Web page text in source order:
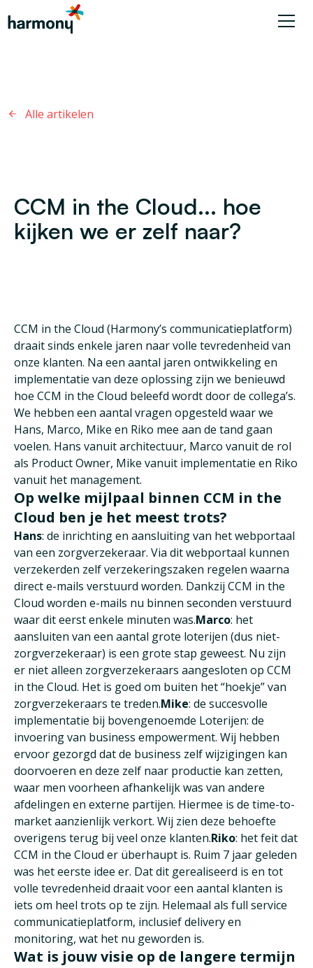
Alle artikelen
CCM in the Cloud... hoe
kijken we er zelf naar?
CCM in the Cloud (Harmony’s communicatieplatform)
draait sinds enkele jaren naar volle tevredenheid van
onze klanten. Na een aantal jaren ontwikkeling en
implementatie van deze oplossing zijn we benieuwd
hoe CCM in the Cloud beleefd wordt door de collega’s.
We hebben een aantal vragen opgesteld waar we
Hans, Marco, Mike en Riko mee aan de tand gaan
voelen. Hans vanuit architectuur, Marco vanuit de rol
als Product Owner, Mike vanuit implementatie en Riko
vanuit het management.
Op welke mijlpaal binnen CCM in the
Cloud ben je het meest trots?
Hans: de inrichting en aansluiting van het webportaal
van een zorgverzekeraar. Via dit webportaal kunnen
verzekerden zelf verzekeringszaken regelen waarna
direct e-mails verstuurd worden. Dankzij CCM in the
Cloud worden e-mails nu binnen seconden verstuurd
waar dit eerst enkele minuten was.Marco: het
aansluiten van een aantal grote loterijen (dus niet-
zorgverzekeraar) is een grote stap geweest. Nu zijn
er niet alleen zorgverzekeraars aangesloten op CCM
in the Cloud. Het is goed om buiten het “hoekje” van
zorgverzekeraars te treden.Mike: de succesvolle
implementatie bij bovengenoemde Loterijen: de
invoering van business empowerment. Wij hebben
ervoor gezorgd dat de business zelf wijzigingen kan
doorvoeren en deze zelf naar productie kan zetten,
waar men voorheen afhankelijk was van andere
afdelingen en externe partijen. Hiermee is de time-to-
market aanzienlijk verkort. Wij zien deze behoefte
overigens terug bij veel onze klanten.Riko: het feit dat
CCM in the Cloud er überhaupt is. Ruim 7 jaar geleden
was het eerste idee er. Dat dit gerealiseerd is en tot
volle tevredenheid draait voor een aantal klanten is
iets om heel trots op te zijn. Helemaal als full service
communicatieplatform, inclusief delivery en
monitoring, wat het nu geworden is.
Wat is jouw visie op de langere termijn